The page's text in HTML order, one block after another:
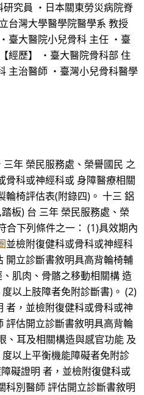
研究員 ・日本關東勞災病院脊
台灣大學醫學院醫學系 教授
臺大醫院小兒骨科 主任 ・臺
經歷】 ・臺大醫院骨科部 住
主治醫師 ・臺灣小兒骨科醫學
年 榮民服務處、榮譽國民 之
骨科或神經科或 身障醫療相關
輪椅評估表(附錄四)。 十三 鋁
板) 台 三年 榮民服務處、榮
合下列條件之一： (1)具效期內
並檢附復健科或骨科或神經科
開立診斷書敘明具高背輪椅輔
肌肉、骨骼之移動相關構 造
以上肢障者免附診斷書)。 (2)
者，並檢附復健科或骨科或神
評估開立診斷書敘明具高背輪
、耳及相關構造與感官功能 及
以上平衡機能障礙者免附診
礙證明 者，並檢附復健科或
科別醫師 評估開立診斷書敘明